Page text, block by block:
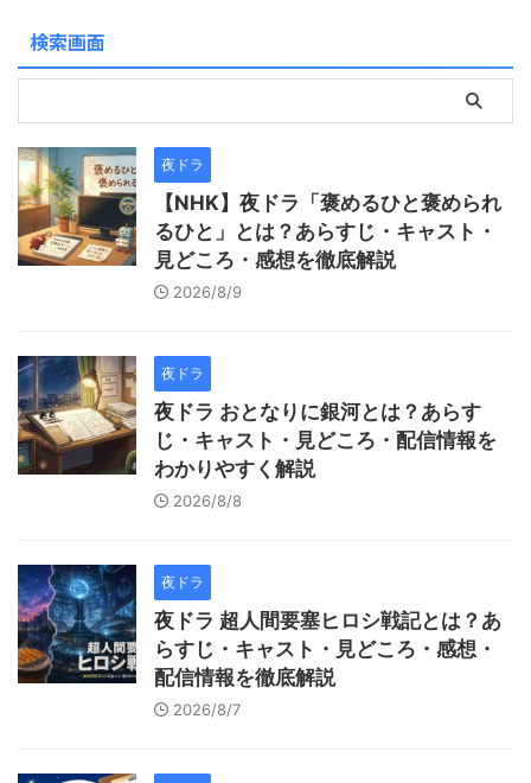
ン・ハオミン演じ ...
検索画面
夜ドラ
【NHK】夜ドラ「褒めるひと褒められ
るひと」とは？あらすじ・キャスト・
見どころ・感想を徹底解説
2026/8/9
夜ドラ
夜ドラ おとなりに銀河とは？あらす
じ・キャスト・見どころ・配信情報を
わかりやすく解説
2026/8/8
夜ドラ
夜ドラ 超人間要塞ヒロシ戦記とは？あ
らすじ・キャスト・見どころ・感想・
配信情報を徹底解説
2026/8/7